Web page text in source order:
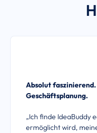
Absolut
Geschäftsplanung.
„Ich finde IdeaBuddy
ermöglicht wird,